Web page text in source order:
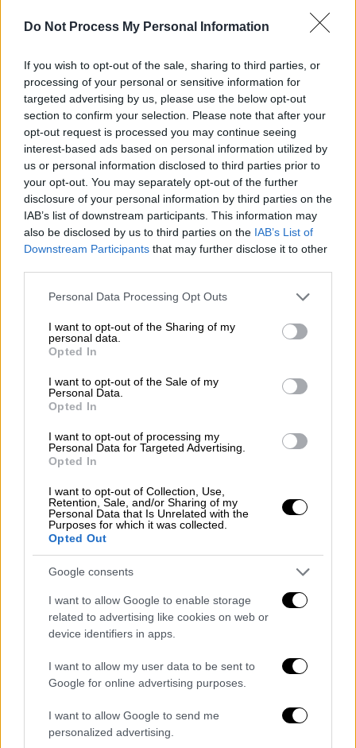
Do Not Process My Personal Information
If you wish to opt-out of the sale, sharing to third parties, or
processing of your personal or sensitive information for
targeted advertising by us, please use the below opt-out
section to confirm your selection. Please note that after your
opt-out request is processed you may continue seeing
interest-based ads based on personal information utilized by
us or personal information disclosed to third parties prior to
your opt-out. You may separately opt-out of the further
disclosure of your personal information by third parties on the
IAB’s list of downstream participants. This information may
also be disclosed by us to third parties on the IAB’s List of
Downstream Participants that may further disclose it to other
Please note that this website/app uses one or more Google
not limited to your visit or usage behaviour. You may click to
grant or deny consent to Google and its third-party tags to
use your data for below specified purposes in below Google
consent section.
Personal Data Processing Opt Outs
I want to opt-out of the Sharing of my
personal data.
Opted In
I want to opt-out of the Sale of my
Personal Data.
Opted In
I want to opt-out of processing my
Personal Data for Targeted Advertising.
Opted In
I want to opt-out of Collection, Use,
Retention, Sale, and/or Sharing of my
Personal Data that Is Unrelated with the
Purposes for which it was collected.
Opted Out
Google consents
I want to allow Google to enable storage
related to advertising like cookies on web or
device identifiers in apps.
I want to allow my user data to be sent to
Google for online advertising purposes.
I want to allow Google to send me
personalized advertising.
ΔΙΑΒΑΣΤΕ ΕΠΙΣΗΣ
Πολιτική|27.03.2024 14:58
Σε ποιους άξονες θα κινηθεί η
κυβέρνηση κατά τη συνέχεια της
συζήτησης στη Βουλή - Τι θα πει ο
Καραμανλής
«Ποιος πήρε το περιβόητο υλικό, ποιος το
χάλκεψε και τελικά ποιος το έδωσε στο
Πρώτο Θέμα», είπε και τόνισε ότι θα πρέπει
Μάλιστα υπογράμμισε ότι ένα «χέρι, πιθανών
το μακρύ χέρι του
κράτος Δικαίουπήρε αυτό το υλικό και
το διακίνησε πριν το λάβει η
Αστυνομίακαι
Δικαιοσύνη
«Φαντάζεστε, δολοπλοκίες,
συνωμοσίες, σιαμαίοι με την εγχώρια
ολιγαρχία είστε»
Έστρεψε τα πυρά του προσωπικά προς τον
Κυριάκο Μητσοτάκη,εξαιτίας της
προσπάθειας της κυβέρνησης να ταυτίσουν
ΠΑΣΟΚ
με συγκεκριμένα εκδοτικά
συμφέροντα. «Θλιβερό ότι λέτε πως είμαστε
διαπλεκόμενοι. Κρίνεται εξ ιδιών τα
συνωμοσίες, σιαμαίοι με την εγχώρια
ολιγαρχία είστε », υπογράμμισε και τόνισε
ότι «όποτε η κυβέρνηση βρεθεί σε δύσκολη
θέση μιλάει με τη γλώσσα του